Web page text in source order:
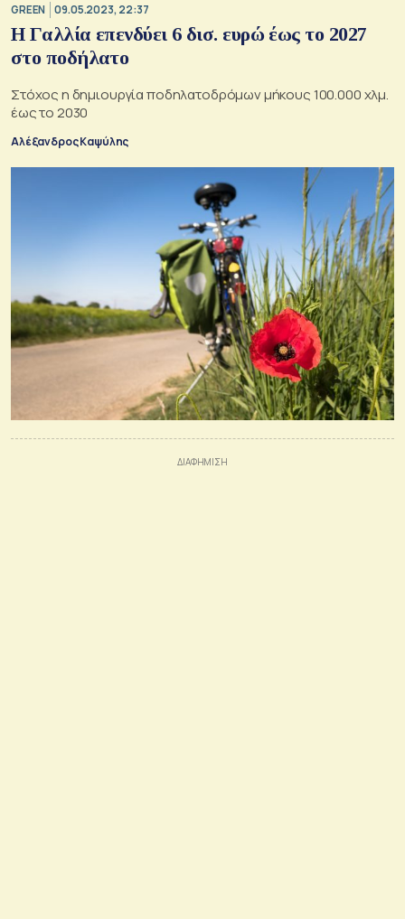
GREEN 09.05.2023, 22:37
Η Γαλλία επενδύει 6 δισ. ευρώ έως το 2027
στο ποδήλατο
Στόχος η δημιουργία ποδηλατοδρόμων μήκους 100.000 χλμ.
έως το 2030
Αλέξανδρος Καψύλης